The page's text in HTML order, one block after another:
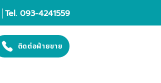
│Tel. 093-4241559
ติดต่อฝ่ายขาย